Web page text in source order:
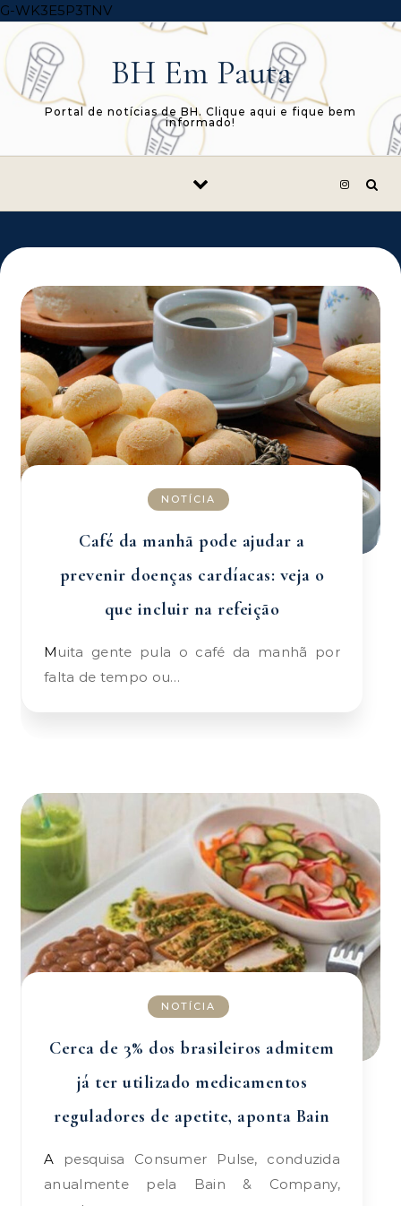
G-WK3E5P3TNVSkip to content
BH Em Pauta
Portal de notícias de BH. Clique aqui e fique bem
informado!
NOTÍCIA
Café da manhã pode ajudar a
prevenir doenças cardíacas: veja o
que incluir na refeição
Muita gente pula o café da manhã por
falta de tempo ou…
NOTÍCIA
Cerca de 3% dos brasileiros admitem
já ter utilizado medicamentos
reguladores de apetite, aponta Bain
A pesquisa Consumer Pulse, conduzida
anualmente pela Bain & Company,